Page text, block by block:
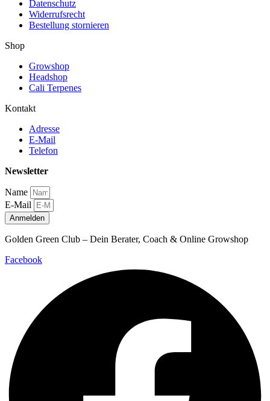
Datenschutz
Widerrufsrecht
Bestellung stornieren
Shop
Growshop
Headshop
Cali Terpenes
Kontakt
Adresse
E-Mail
Telefon
Newsletter
Name
E-Mail
Anmelden
Golden Green Club – Dein Berater, Coach & Online Growshop
Facebook